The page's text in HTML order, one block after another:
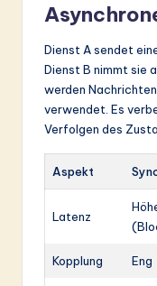
Dienst A sendet
Dienst B nimmt sie
werden
verwendet. Es
Verfolgen des
Aspekt
Latenz
Kopplung Eng